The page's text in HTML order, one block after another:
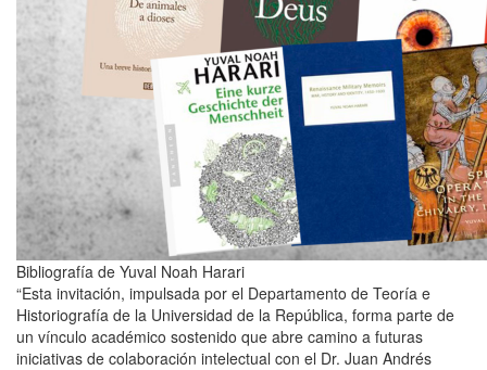
Bibliografía de Yuval Noah Harari
“Esta invitación, impulsada por el Departamento de Teoría e
Historiografía de la Universidad de la República, forma parte de
un vínculo académico sostenido que abre camino a futuras
iniciativas de colaboración intelectual con el Dr. Juan Andrés